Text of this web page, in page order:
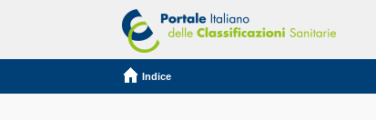
Indice